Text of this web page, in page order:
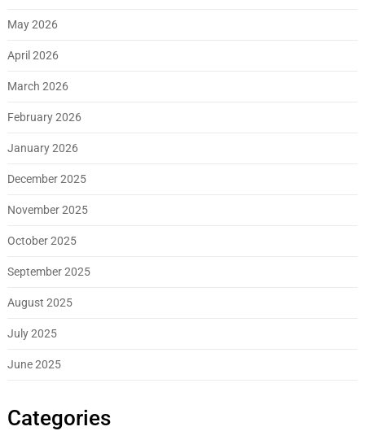
May 2026
April 2026
March 2026
February 2026
January 2026
December 2025
November 2025
October 2025
September 2025
August 2025
July 2025
June 2025
Categories